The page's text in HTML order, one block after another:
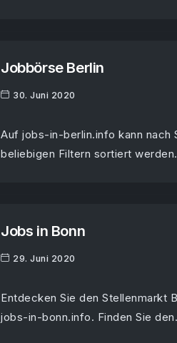
Jobbörse Berlin
30. Juni 2020
Auf jobs-in-berlin.info kann nach
beliebigen Filtern sortiert
Jobs in Bonn
29. Juni 2020
Entdecken Sie den Stellenmarkt
jobs-in-bonn.info. Finden Sie